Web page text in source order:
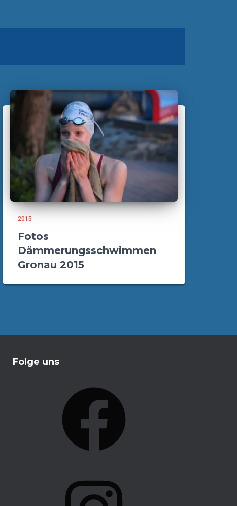
2015
Fotos
Dämmerungsschwimmen
Gronau 2015
Folge uns